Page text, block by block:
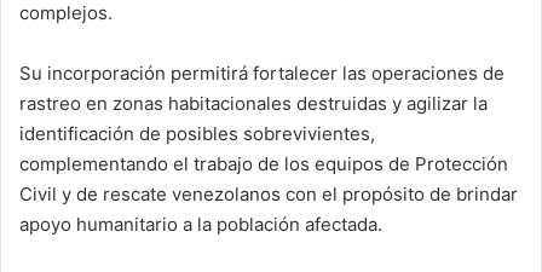
complejos.
Su incorporación permitirá fortalecer las operaciones de
rastreo en zonas habitacionales destruidas y agilizar la
identificación de posibles sobrevivientes,
complementando el trabajo de los equipos de Protección
Civil y de rescate venezolanos con el propósito de brindar
apoyo humanitario a la población afectada.